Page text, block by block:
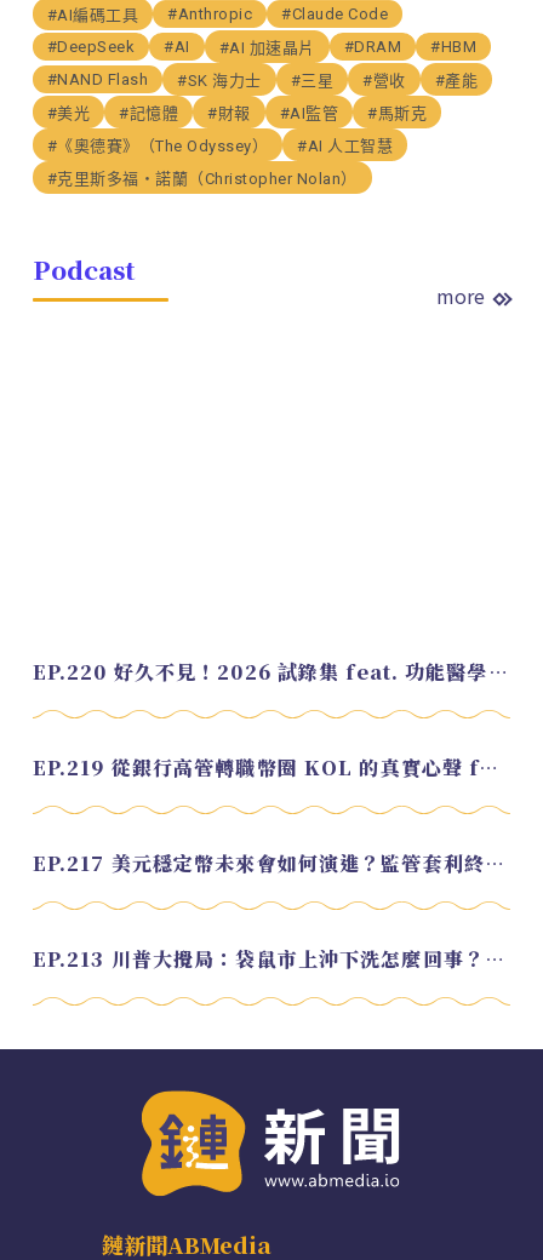
#AI編碼工具
#Anthropic
#Claude Code
#DeepSeek
#AI #AI 加速晶片 #DRAM
#HBM
#NAND Flash
#SK 海力士 #三星 #營收
#產能
#美光
#記憶體 #財報 #AI監管
#馬斯克
#《奧德賽》（The Odyssey）
#AI 人工智慧
#克里斯多福・諾蘭（Christopher Nolan）
Podcast
more
EP.220 好久不見！2026 試錄集 feat. 功能醫學營養師 美寶
EP.219 從銀行高管轉職幣圈 KOL 的真實心聲 feat.龜大
EP.217 美元穩定幣未來會如何演進？監管套利終將收斂？feat. 研究員 余哲安
EP.213 川普大攪局：袋鼠市上沖下洗怎麼回事？feat. Alvin
鏈新聞ABMedia